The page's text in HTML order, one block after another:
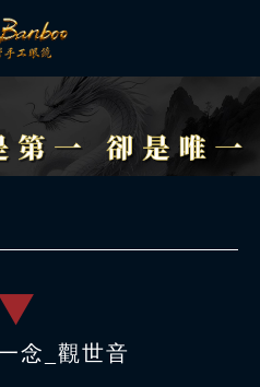
念_觀世音